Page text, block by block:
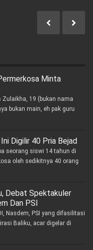
Minta
19 (bukan nama
bukan main, eh pak guru
Digilir 40 Pria Bejad
seorang siswi 14 tahun di
oleh sedikitnya 40 orang
Debat Spektakuler
Dan PSI
Nasdem, PSI yang difasilitasi
Baliku, acar digelar di